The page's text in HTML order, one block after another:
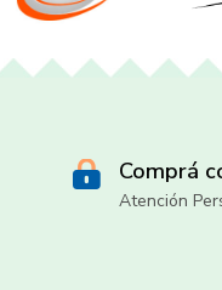
Comprá
Atención